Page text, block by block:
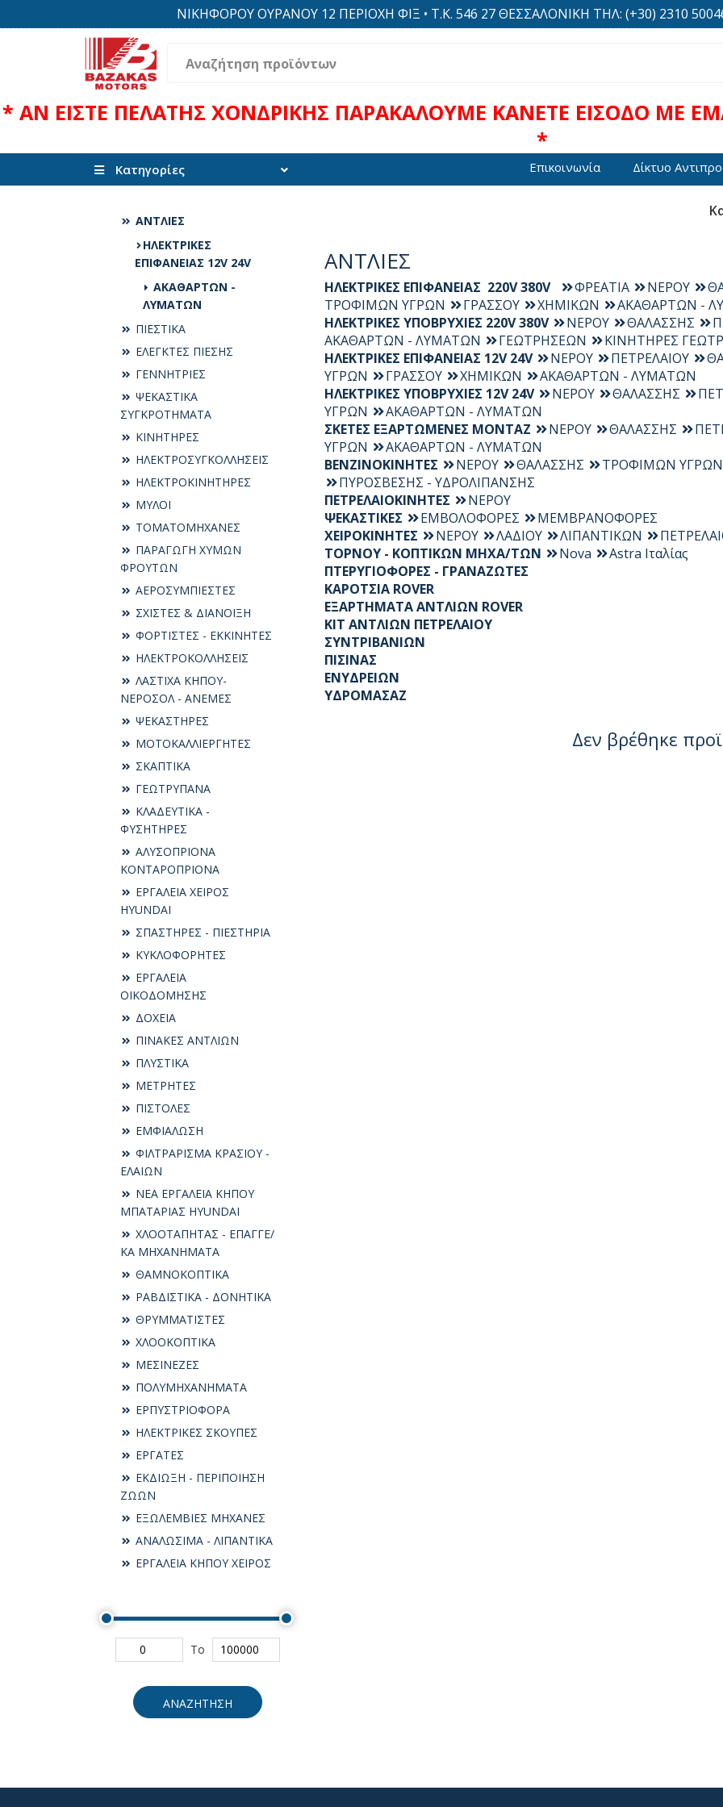
ΝΙΚΗΦΟΡΟΥ ΟΥΡΑΝΟΥ 12 ΠΕΡΙΟΧΗ ΦΙΞ • Τ.Κ. 546 27 ΘΕΣΣΑΛΟΝΙΚΗ ΤΗΛ: (+30) 2310
* ΑΝ ΕΙΣΤΕ ΠΕΛΑΤΗΣ ΧΟΝΔΡΙΚΗΣ ΠΑΡΑΚΑΛΟΥΜΕ ΚΑΝΕΤΕ ΕΙΣΟΔΟ ΜΕ
*
Κατηγορίες Επικοινωνία Δίκτυο
ΑΝΤΛΙΕΣ
ΗΛΕΚΤΡΙΚΕΣ
ΕΠΙΦΑΝΕΙΑΣ 12V 24V
ΑΚΑΘΑΡΤΩΝ -
ΛΥΜΑΤΩΝ
ΠΙΕΣΤΙΚΑ
ΕΛΕΓΚΤΕΣ ΠΙΕΣΗΣ
ΓΕΝΝΗΤΡΙΕΣ
ΨΕΚΑΣΤΙΚΑ
ΣΥΓΚΡΟΤΗΜΑΤΑ
ΚΙΝΗΤΗΡΕΣ
ΗΛΕΚΤΡΟΣΥΓKΟΛΛΗΣΕΙΣ
ΗΛΕΚΤΡΟΚΙΝΗΤΗΡΕΣ
ΜΥΛΟΙ
ΤΟΜΑΤΟΜΗΧΑΝΕΣ
ΠΑΡΑΓΩΓΗ ΧΥΜΩΝ
ΦΡΟΥΤΩΝ
ΑΕΡΟΣΥΜΠΙΕΣΤΕΣ
ΣΧΙΣΤΕΣ & ΔΙΑΝΟΙΞΗ
ΦΟΡΤΙΣΤΕΣ - ΕΚΚΙΝΗΤΕΣ
ΗΛΕΚΤΡΟΚΟΛΛΗΣΕΙΣ
ΛΑΣΤΙΧΑ ΚΗΠΟΥ-
ΝΕΡΟΣΟΛ - ΑΝΕΜΕΣ
ΨΕΚΑΣΤΗΡΕΣ
ΜΟΤΟΚΑΛΛΙΕΡΓΗΤΕΣ
ΣΚΑΠΤΙΚΑ
ΓΕΩΤΡΥΠΑΝΑ
ΚΛΑΔΕΥΤΙΚΑ -
ΦΥΣΗΤΗΡΕΣ
ΑΛΥΣΟΠΡΙΟΝΑ
ΚΟΝΤΑΡΟΠΡΙΟΝΑ
ΕΡΓΑΛΕΙΑ ΧΕΙΡΟΣ
HYUNDAI
ΣΠΑΣΤΗΡΕΣ - ΠΙΕΣΤΗΡΙΑ
ΚΥΚΛΟΦΟΡΗΤΕΣ
ΕΡΓΑΛΕΙΑ
ΟΙΚΟΔΟΜΗΣΗΣ
ΔΟΧΕΙΑ
ΠΙΝΑΚΕΣ ΑΝΤΛΙΩΝ
ΠΛΥΣΤΙΚΑ
ΜΕΤΡΗΤΕΣ
ΠΙΣΤΟΛΕΣ
ΕΜΦΙΑΛΩΣΗ
ΦΙΛΤΡΑΡΙΣΜΑ ΚΡΑΣΙΟΥ -
ΕΛΑΙΩΝ
ΝΕΑ ΕΡΓΑΛΕΙΑ ΚΗΠΟΥ
ΜΠΑΤΑΡΙΑΣ HYUNDAI
ΧΛΟΟΤΑΠΗΤΑΣ - ΕΠΑΓΓΕ/
ΚΑ ΜΗΧΑΝΗΜΑΤΑ
ΘΑΜΝΟΚΟΠΤΙΚΑ
ΡΑΒΔΙΣΤΙΚΑ - ΔΟΝΗΤΙΚΑ
ΘΡΥΜΜΑΤΙΣΤΕΣ
ΧΛΟΟΚΟΠΤΙΚΑ
ΜΕΣΙΝΕΖΕΣ
ΠΟΛΥΜΗΧΑΝΗΜΑΤΑ
ΕΡΠΥΣΤΡΙΟΦΟΡΑ
ΗΛΕΚΤΡΙΚΕΣ ΣΚΟΥΠΕΣ
ΕΡΓΑΤΕΣ
ΕΚΔΙΩΞΗ - ΠΕΡΙΠΟΙΗΣΗ
ΖΩΩΝ
ΕΞΩΛΕΜΒΙΕΣ ΜΗΧΑΝΕΣ
ΑΝΑΛΩΣΙΜΑ - ΛΙΠΑΝΤΙΚΑ
ΕΡΓΑΛΕΙΑ ΚΗΠΟΥ ΧΕΙΡΟΣ
To
ΑΝΑΖΗΤΗΣΗ
ΑΝΤΛΙΕΣ
ΗΛΕΚΤΡΙΚΕΣ ΕΠΙΦΑΝΕΙΑΣ 220V 380V ΦΡΕΑΤΙΑ ΝΕΡΟΥ
ΤΡΟΦΙΜΩΝ ΥΓΡΩΝ
ΓΡΑΣΣΟΥ ΧΗΜΙΚΩΝ
ΑΚΑΘΑΡΤΩΝ -
ΗΛΕΚΤΡΙΚΕΣ ΥΠΟΒΡΥΧΙΕΣ 220V 380V
ΝΕΡΟΥ ΘΑΛΑΣΣΗΣ
ΑΚΑΘΑΡΤΩΝ - ΛΥΜΑΤΩΝ
ΓΕΩΤΡΗΣΕΩΝ
ΚΙΝΗΤΗΡΕΣ
ΗΛΕΚΤΡΙΚΕΣ ΕΠΙΦΑΝΕΙΑΣ 12V 24V
ΝΕΡΟΥ ΠΕΤΡΕΛΑΙΟΥ
ΥΓΡΩΝ
ΓΡΑΣΣΟΥ ΧΗΜΙΚΩΝ
ΑΚΑΘΑΡΤΩΝ - ΛΥΜΑΤΩΝ
ΗΛΕΚΤΡΙΚΕΣ ΥΠΟΒΡΥΧΙΕΣ 12V 24V
ΝΕΡΟΥ ΘΑΛΑΣΣΗΣ
ΥΓΡΩΝ
ΑΚΑΘΑΡΤΩΝ - ΛΥΜΑΤΩΝ
ΣΚΕΤΕΣ ΕΞΑΡΤΩΜΕΝΕΣ ΜΟΝΤΑΖ
ΝΕΡΟΥ ΘΑΛΑΣΣΗΣ
ΥΓΡΩΝ
ΑΚΑΘΑΡΤΩΝ - ΛΥΜΑΤΩΝ
ΒΕΝΖΙΝΟΚΙΝΗΤΕΣ
ΝΕΡΟΥ ΘΑΛΑΣΣΗΣ
ΤΡΟΦΙΜΩΝ ΥΓΡΩΝ
ΠΥΡΟΣΒΕΣΗΣ - ΥΔΡΟΛΙΠΑΝΣΗΣ
ΠΕΤΡΕΛΑΙΟΚΙΝΗΤΕΣ
ΝΕΡΟΥ
ΨΕΚΑΣΤΙΚΕΣ
ΕΜΒΟΛΟΦΟΡΕΣ
ΜΕΜΒΡΑΝΟΦΟΡΕΣ
ΧΕΙΡΟΚΙΝΗΤΕΣ
ΝΕΡΟΥ ΛΑΔΙΟΥ ΛΙΠΑΝΤΙΚΩΝ
ΤΟΡΝΟΥ - ΚΟΠΤΙΚΩΝ ΜΗΧΑ/ΤΩΝ
Nova
Astra Ιταλίας
ΠΤΕΡΥΓΙΟΦΟΡΕΣ - ΓΡΑΝΑΖΩΤΕΣ
ΚΑΡΟΤΣΙΑ ROVER
ΕΞΑΡΤΗΜΑΤΑ ΑΝΤΛΙΩΝ ROVER
KIT ΑΝΤΛΙΩΝ ΠΕΤΡΕΛΑΙΟΥ
ΣΥΝΤΡΙΒΑΝΙΩΝ
ΠΙΣΙΝΑΣ
ΕΝΥΔΡΕΙΩΝ
ΥΔΡΟΜΑΣΑΖ
Δεν βρέθηκε